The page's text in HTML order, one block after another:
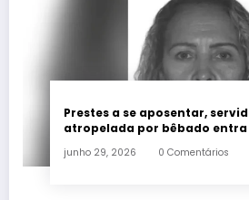
Prestes a se aposentar,
atropelada por bêbado
junho 29, 2026 0 Comentários